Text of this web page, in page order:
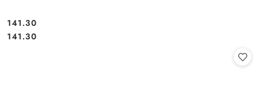
Cena:
141.30
Cena:
141.30